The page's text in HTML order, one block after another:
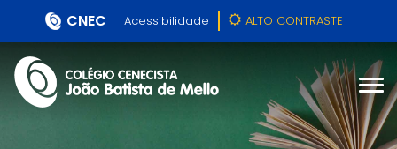
CNEC Acessibilidade ALTO CONTRASTE